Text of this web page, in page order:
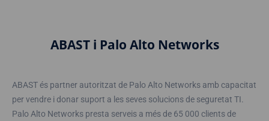
ABAST i Palo Alto Networks
ABAST és partner autoritzat de Palo Alto Networks amb capacitat
per vendre i donar suport a les seves solucions de seguretat TI.
Palo Alto Networks presta serveis a més de 65 000 clients de